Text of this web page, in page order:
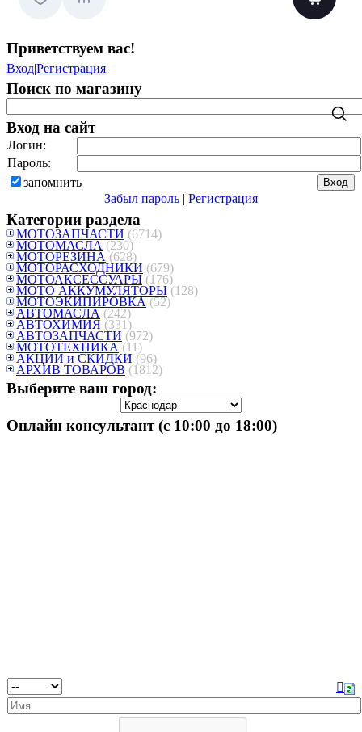
Приветствуем вас!
Вход|Регистрация
Поиск по магазину
Вход на сайт
Логин:
Пароль:
запомнить
Забыл пароль | Регистрация
Категории раздела
МОТОЗАПЧАСТИ (6714)
МОТОМАСЛА (230)
МОТОРЕЗИНА (628)
МОТОРАСХОДНИКИ (679)
МОТОАКСЕССУАРЫ (176)
МОТО АККУМУЛЯТОРЫ (128)
МОТОЭКИПИРОВКА (52)
АВТОМАСЛА (242)
АВТОХИМИЯ (331)
АВТОЗАПЧАСТИ (972)
МОТОТЕХНИКА (11)
АКЦИИ и СКИДКИ (96)
АРХИВ ТОВАРОВ (1812)
Выберите ваш город:
Онлайн консультант (с 10:00 до 18:00)